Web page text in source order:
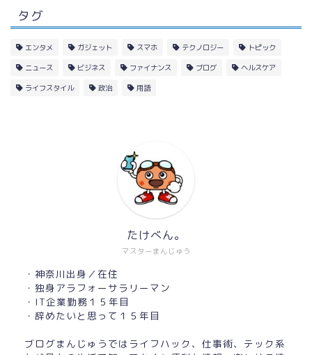
タグ
エンタメ ガジェット スマホ テクノロジー トピック
ニュース ビジネス ファイナンス ブログ ヘルスケア
ライフスタイル 政治 用語
マスターまんじゅう
たけべん。
・神奈川出身／在住
・独身アラフォーサラリーマン
・IT企業勤務１５年目
・辞めたいと思って１５年目
ブログまんじゅうではライフハック、仕事術、テック系